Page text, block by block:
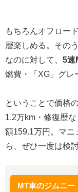
もちろんオフロー
層楽しめる。その
なのに対して、 5速
燃費・「XG」グレ
ということで価格
1.2万km・修復歴
額159.1万円。マニ
ら、ぜひ一度は検
MT車のジムニー